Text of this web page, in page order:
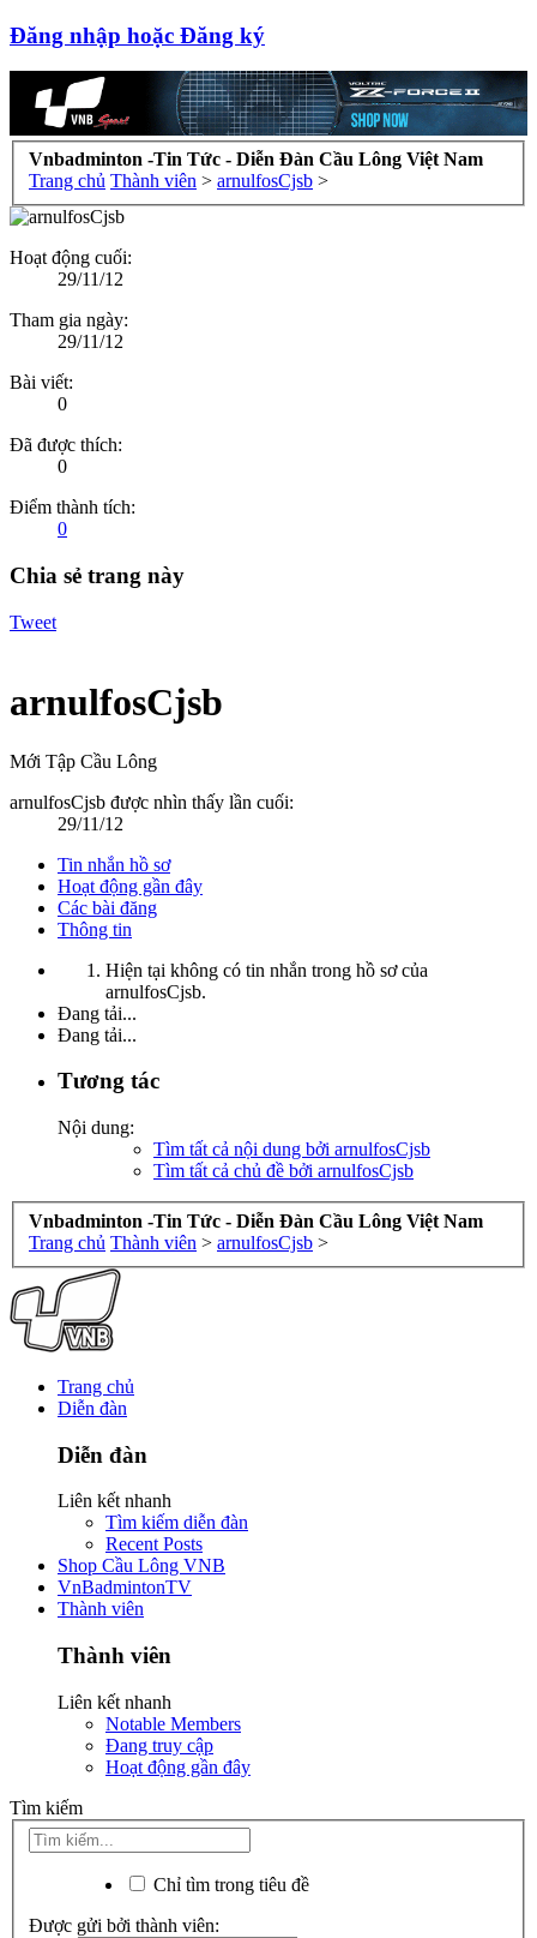
Đăng nhập hoặc Đăng ký
Vnbadminton -Tin Tức - Diễn Đàn Cầu Lông Việt Nam
Trang chủ Thành viên > arnulfosCjsb >
Hoạt động cuối:
29/11/12
Tham gia ngày:
29/11/12
Bài viết:
0
Đã được thích:
0
Điểm thành tích:
0
Chia sẻ trang này
Tweet
arnulfosCjsb
Mới Tập Cầu Lông
arnulfosCjsb được nhìn thấy lần cuối:
29/11/12
Tin nhắn hồ sơ
Hoạt động gần đây
Các bài đăng
Thông tin
Hiện tại không có tin nhắn trong hồ sơ của
arnulfosCjsb.
Đang tải...
Đang tải...
Tương tác
Nội dung:
Tìm tất cả nội dung bởi arnulfosCjsb
Tìm tất cả chủ đề bởi arnulfosCjsb
Vnbadminton -Tin Tức - Diễn Đàn Cầu Lông Việt Nam
Trang chủ Thành viên > arnulfosCjsb >
Trang chủ
Diễn đàn
Diễn đàn
Liên kết nhanh
Tìm kiếm diễn đàn
Recent Posts
Shop Cầu Lông VNB
VnBadmintonTV
Thành viên
Thành viên
Liên kết nhanh
Notable Members
Đang truy cập
Hoạt động gần đây
Tìm kiếm
Chỉ tìm trong tiêu đề
Được gửi bởi thành viên: